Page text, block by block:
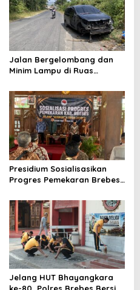
Jalan Bergelombang dan
Minim Lampu di Ruas
Telan Korban, Innova
Hantam Pohon di
Bantarkawung
Presidium Sosialisasikan
Progres Pemekaran Brebes
Pansus DPRD Jateng Jadi
Tahap Berikutnya
Jelang HUT Bhayangkara